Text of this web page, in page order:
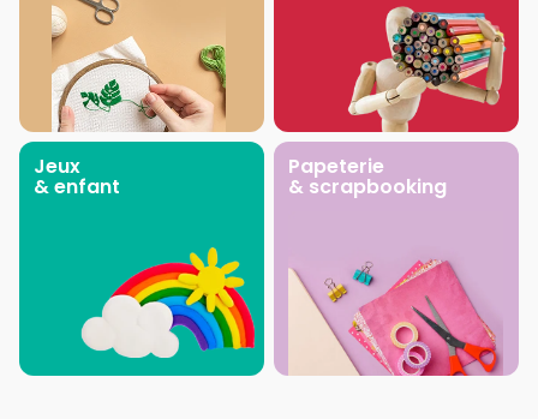
Jeux
& enfant
Papeterie
& scrapbooking